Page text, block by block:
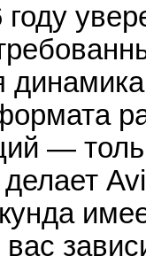
году
—
делает
вас